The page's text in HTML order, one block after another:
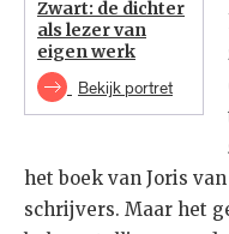
Zwart: de dichter
als lezer van
eigen werk
Bekijk portret
het boek van Joris
schrijvers. Maar het